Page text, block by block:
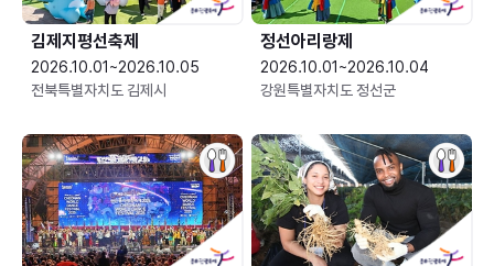
김제지평선축제
2026.10.01~2026.10.05
전북특별자치도 김제시
정선아리랑제
2026.10.01~2026.10.04
강원특별자치도 정선군